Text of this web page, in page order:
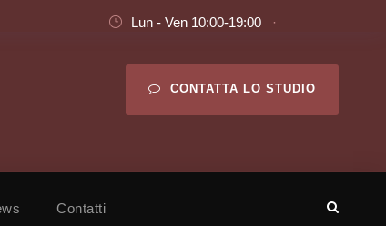
Lun - Ven 10:00-19:00 ·
CONTATTA LO STUDIO
Contatti